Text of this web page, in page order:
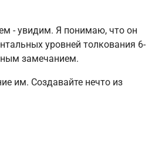
- увидим. Я понимаю, что он
уровней толкования 6-
замечанием.
им. Создавайте нечто из